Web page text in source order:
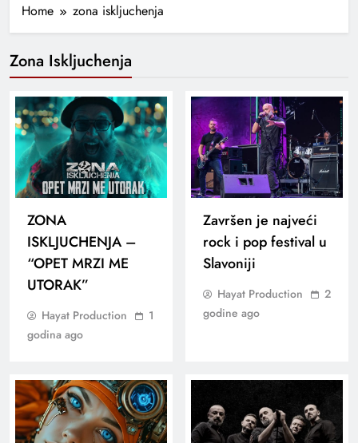
Home zona iskljuchenja
Zona Iskljuchenja
ZONA
ISKLJUCHENJA –
“OPET MRZI ME
UTORAK”
Hayat Production
1
godina ago
Završen je najveći
rock i pop festival u
Slavoniji
Hayat Production
2
godine ago